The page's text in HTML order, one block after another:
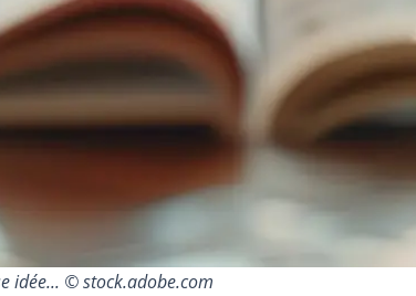
idée... © stock.adobe.com